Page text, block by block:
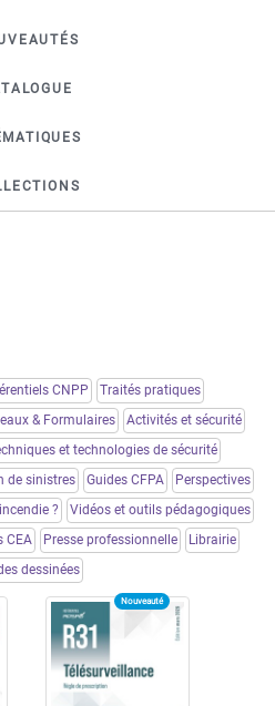
CNPP
Traités pratiques
& Formulaires
Activités et sécurité
et technologies de sécurité
de sinistres Guides CFPA
Perspectives
?
Vidéos et outils pédagogiques
CEA Presse professionnelle
Librairie
dessinées
Nouveauté